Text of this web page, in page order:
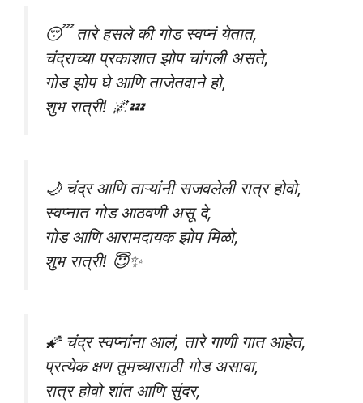
😴 तारे हसले की गोड स्वप्नं येतात,
चंद्राच्या प्रकाशात झोप चांगली असते,
गोड झोप घे आणि ताजेतवाने हो,
शुभ रात्री! 🌌💤
🌙 चंद्र आणि ताऱ्यांनी सजवलेली रात्र होवो,
स्वप्नात गोड आठवणी असू दे,
गोड आणि आरामदायक झोप मिळो,
शुभ रात्री! 😇✨
🌠 चंद्र स्वप्नांना आलं, तारे गाणी गात आहेत,
प्रत्येक क्षण तुमच्यासाठी गोड असावा,
रात्र होवो शांत आणि सुंदर,